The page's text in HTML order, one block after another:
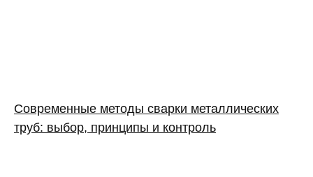
Современные методы сварки металлических
труб: выбор, принципы и контроль